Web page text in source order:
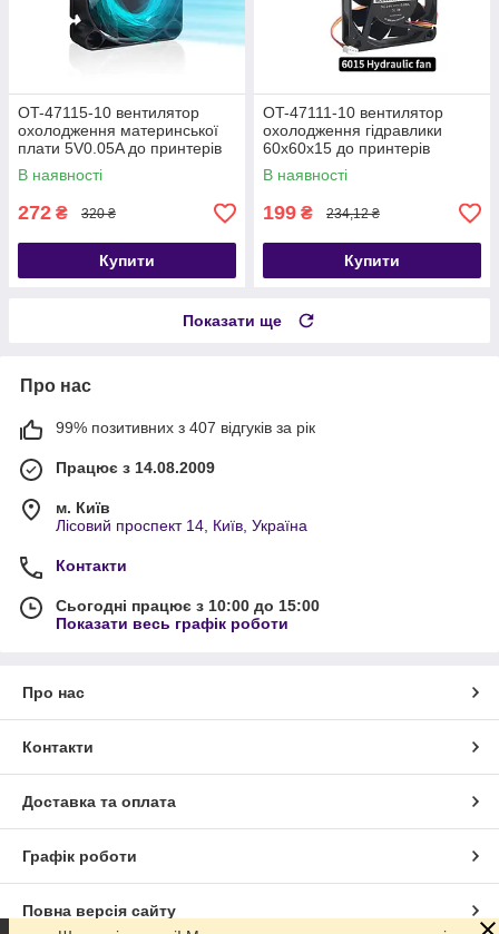
OT-47115-10 вентилятор
охолодження материнської
плати 5V0.05A до принтерів
Bambu Lab P1, X1
В наявності
272 ₴ 320 ₴
Купити
OT-47111-10 вентилятор
охолодження гідравлики
60х60х15 до принтерів
Creality K1, K1 Max
В наявності
199 ₴ 234,12 ₴
Купити
Показати ще
Про нас
99% позитивних з 407 відгуків за рік
Працює з 14.08.2009
м. Київ
Лісовий проспект 14, Київ, Україна
Контакти
Сьогодні працює з 10:00 до 15:00
Показати весь графік роботи
Про нас
Контакти
Доставка та оплата
Графік роботи
Повна версія сайту